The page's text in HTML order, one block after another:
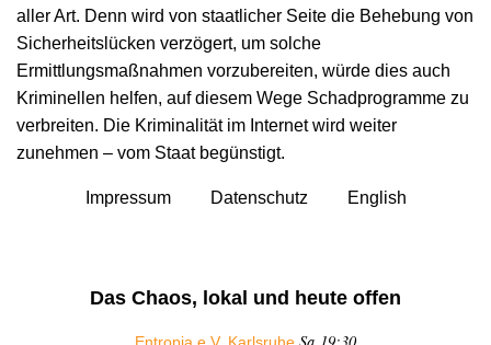
aller Art. Denn wird von staatlicher Seite die Behebung von
Sicherheitslücken verzögert, um solche
Ermittlungsmaßnahmen vorzubereiten, würde dies auch
Kriminellen helfen, auf diesem Wege Schadprogramme zu
verbreiten. Die Kriminalität im Internet wird weiter
zunehmen – vom Staat begünstigt.
Impressum Datenschutz English
Das Chaos, lokal und heute offen
Entropia e.V. Karlsruhe Sa 19:30